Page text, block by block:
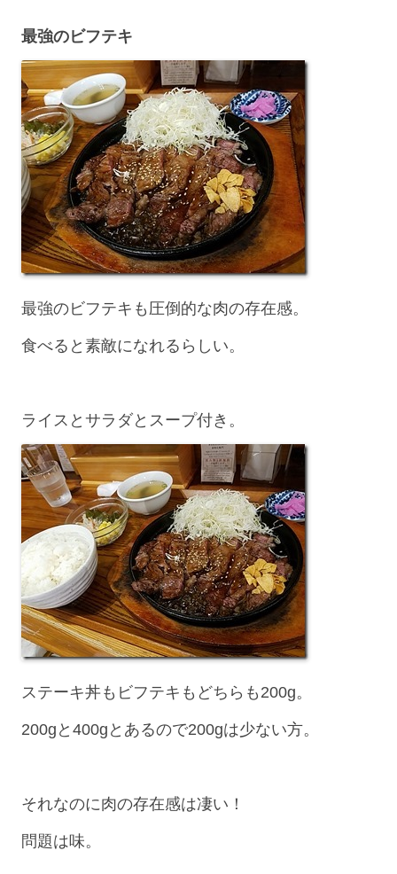
最強のビフテキ
最強のビフテキも圧倒的な肉の存在感。
食べると素敵になれるらしい。
ライスとサラダとスープ付き。
ステーキ丼もビフテキもどちらも200g。
200gと400gとあるので200gは少ない方。
それなのに肉の存在感は凄い！
問題は味。